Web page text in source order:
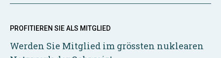
PROFITIEREN SIE ALS MITGLIED
Werden Sie Mitglied im grössten nuklearen